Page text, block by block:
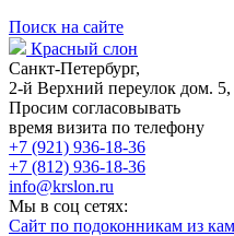
Поиск на сайте
Красный слон
Санкт-Петербург,
2-й Верхний переулок дом.
Просим согласовывать
время визита по телефону
+7 (921) 936-18-36
+7 (812) 936-18-36
info@krslon.ru
Мы в соц сетях:
Сайт по подоконникам из